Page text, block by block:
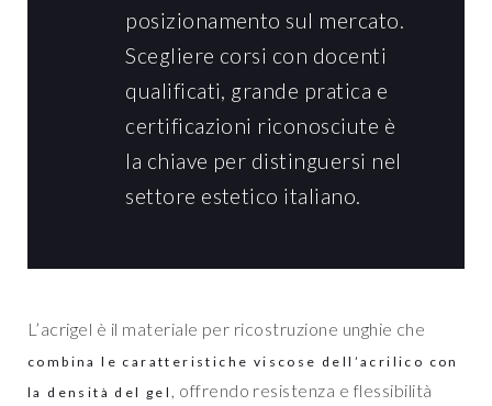
posizionamento sul mercato.
Scegliere corsi con docenti
qualificati, grande pratica e
certificazioni riconosciute è
la chiave per distinguersi nel
settore estetico italiano.
L’acrigel è il materiale per ricostruzione unghie che
combina le caratteristiche viscose dell’acrilico con
la densità del gel, offrendo resistenza e flessibilità